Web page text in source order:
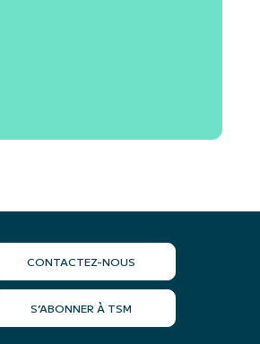
CONTACTEZ-NOUS
S’ABONNER À TSM